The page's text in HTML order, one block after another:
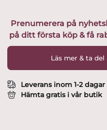
Camilla
Ståhl
Prenumerera på
på ditt första köp & få
Läs mer & ta
Leverans inom 1-2 dagar
Hämta gratis i vår butik